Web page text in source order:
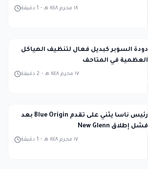
1 دقيقة - ١٨ محرم ١٤٤٨ هـ
دودة السوبر كبديل فعال لتنظيف الهياكل
العظمية في المتاحف
2 دقيقة - ١٧ محرم ١٤٤٨ هـ
رئيس ناسا يثني على تقدم Blue Origin بعد
فشل إطلاق New Glenn
1 دقيقة - ١٧ محرم ١٤٤٨ هـ